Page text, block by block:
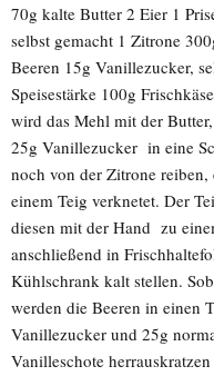
70g kalte Butter 2 Eier 1
selbst gemacht 1 Zitrone
Beeren 15g Vanillezucker,
Speisestärke 100g
wird das Mehl mit der
25g Vanillezucker in eine
noch von der Zitrone reiben,
einem Teig verknetet. Der
diesen mit der Hand zu
anschließend in
Kühlschrank kalt stellen.
werden die Beeren in einen
Vanillezucker und 25g
Vanilleschote